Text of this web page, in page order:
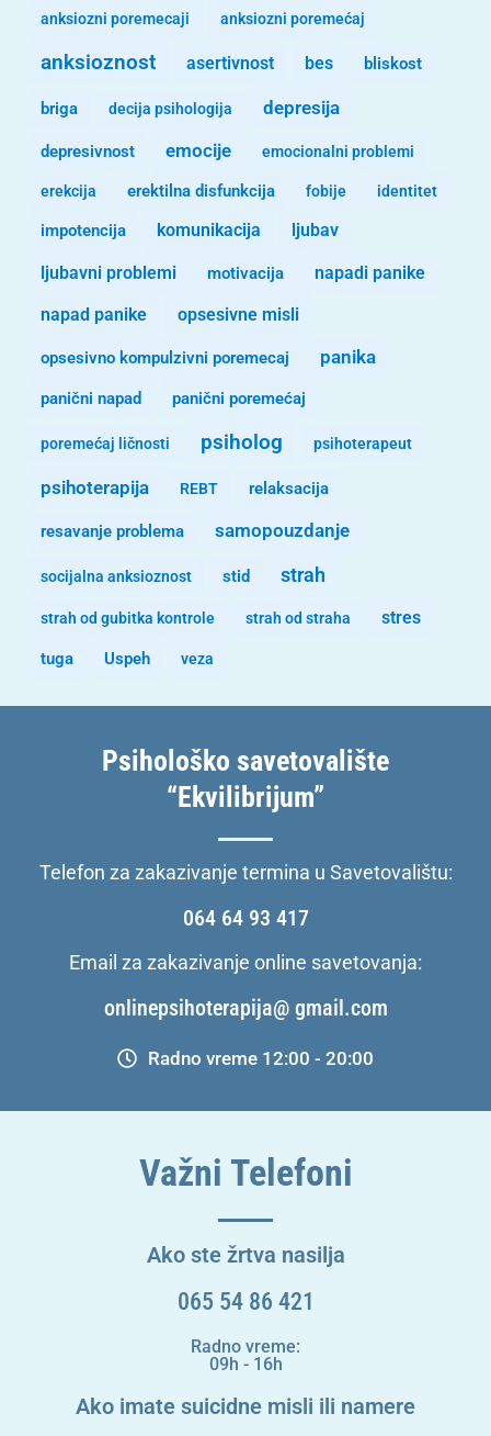
anksiozni poremecaji anksiozni poremećaj
anksioznost asertivnost bes bliskost
briga decija psihologija depresija
depresivnost emocije emocionalni problemi
erekcija erektilna disfunkcija fobije identitet
impotencija komunikacija ljubav
ljubavni problemi motivacija napadi panike
napad panike opsesivne misli
opsesivno kompulzivni poremecaj panika
panični napad panični poremećaj
poremećaj ličnosti psiholog psihoterapeut
psihoterapija REBT relaksacija
resavanje problema samopouzdanje
socijalna anksioznost stid strah
strah od gubitka kontrole strah od straha stres
tuga Uspeh veza
Psihološko savetovalište
“Ekvilibrijum”
Telefon za zakazivanje termina u Savetovalištu:
064 64 93 417
Email za zakazivanje online savetovanja:
onlinepsihoterapija@ gmail.com
Radno vreme 12:00 - 20:00
Važni Telefoni
Ako ste žrtva nasilja
065 54 86 421
Radno vreme:
09h - 16h
Ako imate suicidne misli ili namere